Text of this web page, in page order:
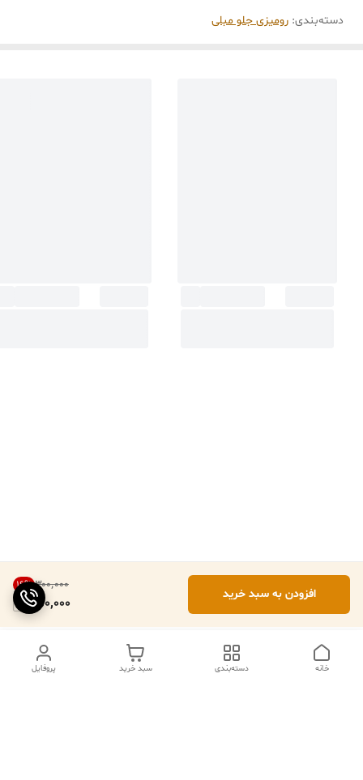
۳۰۰٬۰۰۰ 16%
250,000
افزودن به سبد خرید
دسته‌بندی: رومیزی جلو مبلی
پروفایل سبد خرید دسته‌بندی خانه